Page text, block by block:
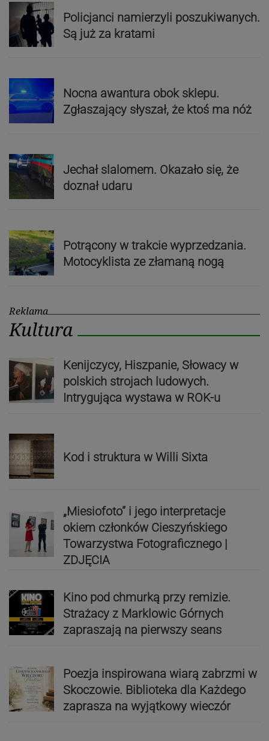
Policjanci namierzyli poszukiwanych.
Są już za kratami
Nocna awantura obok sklepu.
Zgłaszający słyszał, że ktoś ma nóż
Jechał slalomem. Okazało się, że
doznał udaru
Potrącony w trakcie wyprzedzania.
Motocyklista ze złamaną nogą
Reklama
Kultura
Kenijczycy, Hiszpanie, Słowacy w
polskich strojach ludowych.
Intrygująca wystawa w ROK-u
Kod i struktura w Willi Sixta
„Miesiofoto” i jego interpretacje
okiem członków Cieszyńskiego
Towarzystwa Fotograficznego |
ZDJĘCIA
Kino pod chmurką przy remizie.
Strażacy z Marklowic Górnych
zapraszają na pierwszy seans
Poezja inspirowana wiarą zabrzmi w
Skoczowie. Biblioteka dla Każdego
zaprasza na wyjątkowy wieczór